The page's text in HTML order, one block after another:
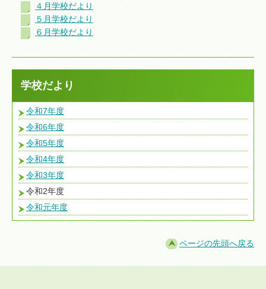
４月学校だより
５月学校だより
６月学校だより
学校だより
令和7年度
令和6年度
令和5年度
令和4年度
令和3年度
令和2年度
令和元年度
ページの先頭へ戻る